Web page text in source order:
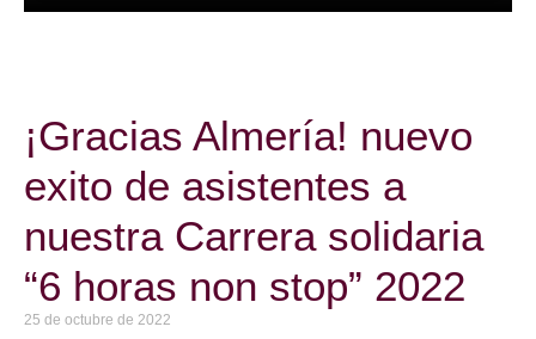
¡Gracias Almería! nuevo
exito de asistentes a
nuestra Carrera solidaria
“6 horas non stop” 2022
25 de octubre de 2022